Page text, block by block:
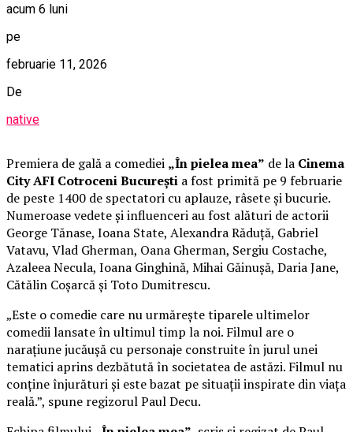
acum 6 luni
pe
februarie 11, 2026
De
native
Premiera de gală a comediei „În pielea mea” de la Cinema
City AFI Cotroceni București a fost primită pe 9 februarie
de peste 1400 de spectatori cu aplauze, râsete și bucurie.
Numeroase vedete și influenceri au fost alături de actorii
George Tănase, Ioana State, Alexandra Răduță, Gabriel
Vatavu, Vlad Gherman, Oana Gherman, Sergiu Costache,
Azaleea Necula, Ioana Ginghină, Mihai Găinușă, Daria Jane,
Cătălin Coșarcă și Toto Dumitrescu.
„Este o comedie care nu urmărește tiparele ultimelor
comedii lansate în ultimul timp la noi. Filmul are o
narațiune jucăușă cu personaje construite în jurul unei
tematici aprins dezbătută în societatea de astăzi. Filmul nu
conține înjurături și este bazat pe situații inspirate din viața
reală.”, spune regizorul Paul Decu.